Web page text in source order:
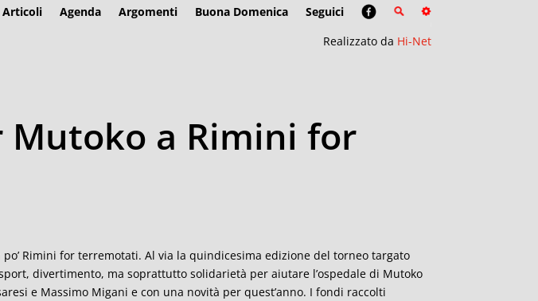
Articoli Agenda Argomenti Buona Domenica
Seguici
Realizzato da Hi-Net
a Rimini for
Rimini for terremotati. Al via la quindicesima edizione del torneo targato
divertimento, ma soprattutto solidarietà per aiutare l’ospedale di Mutoko
e Massimo Migani e con una novità per quest’anno. I fondi raccolti